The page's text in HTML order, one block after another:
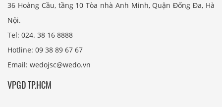
36 Hoàng Cầu, tầng 10 Tòa nhà Anh Minh, Quận Đống Đa, Hà
Nội.
Tel: 024. 38 16 8888
Hotline: 09 38 89 67 67
Email: wedojsc@wedo.vn
VPGD TP.HCM